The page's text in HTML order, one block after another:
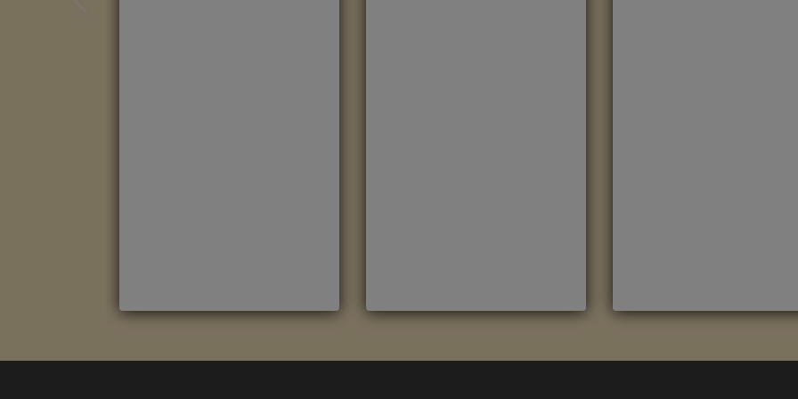
ROBLE HAVANNA NATURAL
CLM1656
ROBLE NATURAL
Marca:Quick Step
ROBLE OSCURO
Marca:Quick Step